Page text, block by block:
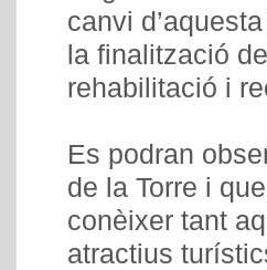
canvi
la finalització
rehabilitació i
Es podran
de la Torre i
conèixer tant
atractius